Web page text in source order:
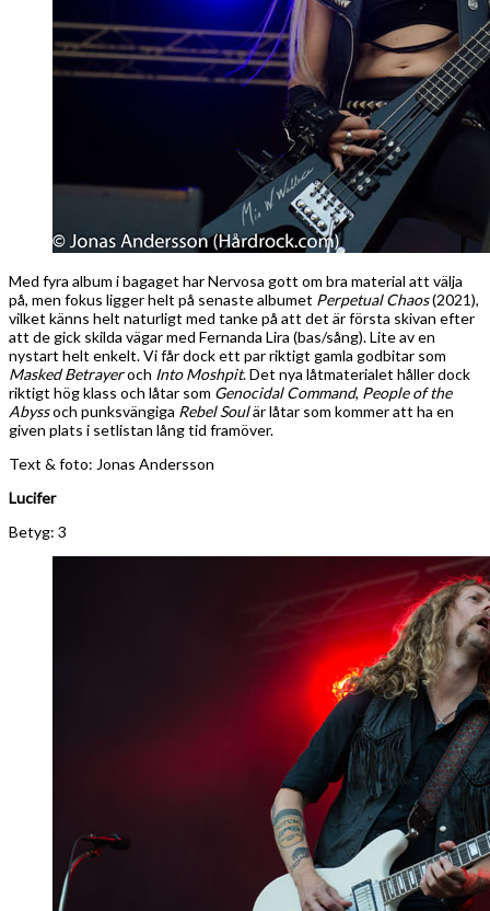
Med fyra album i bagaget har Nervosa gott om bra material att välja
på, men fokus ligger helt på senaste albumet Perpetual Chaos(2021),
vilket känns helt naturligt med tanke på att det är första skivan efter
att de gick skilda vägar med Fernanda Lira (bas/sång). Lite av en
nystart helt enkelt. Vi får dock ett par riktigt gamla godbitar som
Masked Betrayeroch Into Moshpit. Det nya låtmaterialet håller dock
riktigt hög klass och låtar som Genocidal Command, People of the
Abyssoch punksvängiga Rebel Soulär låtar som kommer att ha en
given plats i setlistan lång tid framöver.
Text & foto: Jonas Andersson
Lucifer
Betyg: 3